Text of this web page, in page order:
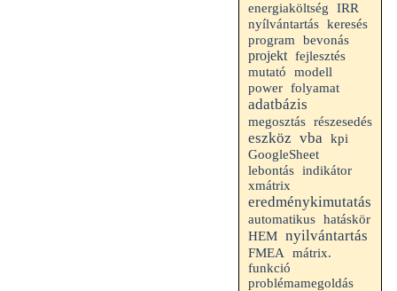
energiaköltség
IRR
nyílvántartás keresés
program
bevonás
projekt fejlesztés
mutató
modell
power folyamat
adatbázis
megosztás részesedés
eszköz vba kpi
GoogleSheet
lebontás indikátor
xmátrix
eredménykimutatás
automatikus hatáskör
HEM nyilvántartás
FMEA
mátrix.
funkció
problémamegoldás